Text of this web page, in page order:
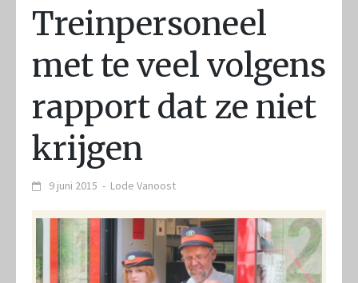
Treinpersoneel
met te veel volgens
rapport dat ze niet
krijgen
9 juni 2015 - Lode Vanoost